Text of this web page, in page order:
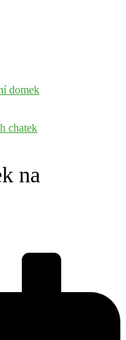
domek
chatek
na